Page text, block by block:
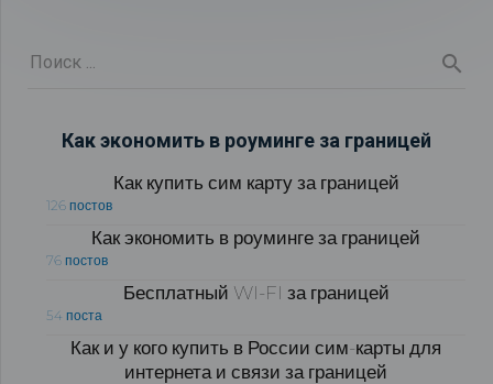
Как экономить в роуминге за границей
Как купить сим карту за границей
126 постов
Как экономить в роуминге за границей
76 постов
Бесплатный WI-FI за границей
54 поста
Как и у кого купить в России сим-карты для
интернета и связи за границей